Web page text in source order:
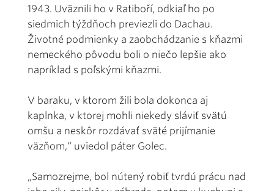
1943. Uväznili ho v Ratiboří, odkiaľ ho po
siedmich týždňoch previezli do Dachau.
Životné podmienky a zaobchádzanie s kňazmi
nemeckého pôvodu boli o niečo lepšie ako
napríklad s poľskými kňazmi.
V baraku, v ktorom žili bola dokonca aj
kaplnka, v ktorej mohli niekedy sláviť svätú
omšu a neskôr rozdávať sväté prijímanie
väzňom,“ uviedol páter Golec.
„Samozrejme, bol nútený robiť tvrdú prácu nad